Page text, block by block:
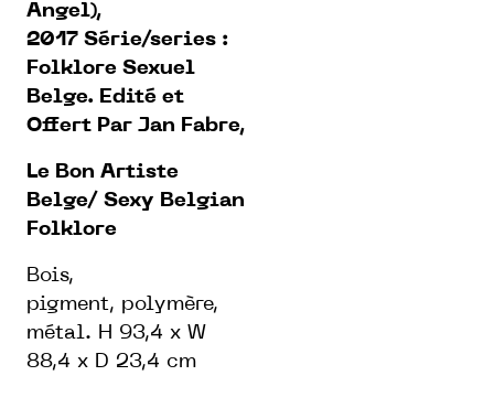
Angel),
2017 Série/series :
Folklore Sexuel
Belge. Edité et
Offert Par Jan Fabre,
Le Bon Artiste
Belge/ Sexy Belgian
Folklore
Bois,
pigment, polymère,
métal. H 93,4 x W
88,4 x D 23,4 cm